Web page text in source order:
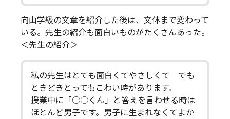
向山学級の文章を紹介した後は、文体まで変わって
いる。先生の紹介も面白いものがたくさんあった。
＜先生の紹介＞
私の先生はとても面白くてやさしくて でも
ときどきとってもこわい時があります。
授業中に「○○くん」と答えを言わせる時は
ほとんど男子です。男子に生まれなくてよか